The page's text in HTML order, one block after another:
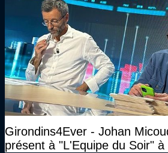
Girondins4Ever - Johan
présent à "L'Equipe du Soir"